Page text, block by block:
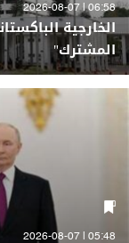
06:58 | 2026-08-07
الخارجية
المشترك"
05:48 | 2026-08-07